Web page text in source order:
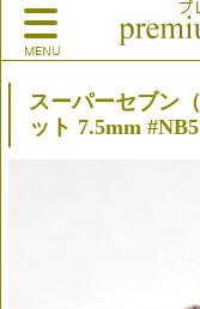
プ
スーパーセブン
ット 7.5mm